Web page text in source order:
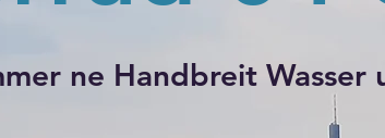
ne Handbreit Wasser